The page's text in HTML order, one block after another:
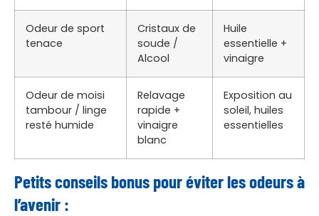
Odeur de sport
tenace
Cristaux de
soude /
Alcool
Huile
essentielle +
vinaigre
Odeur de moisi
tambour / linge
resté humide
Relavage
rapide +
vinaigre
blanc
Exposition au
soleil, huiles
essentielles
Petits conseils bonus pour éviter les odeurs à
l’avenir :